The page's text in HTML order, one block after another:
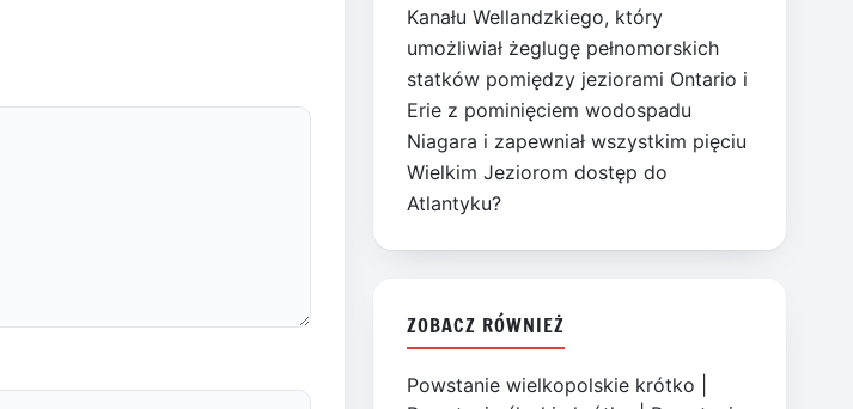
Kanału Wellandzkiego, który
umożliwiał żeglugę pełnomorskich
statków pomiędzy jeziorami Ontario i
Erie z pominięciem wodospadu
Niagara i zapewniał wszystkim pięciu
Wielkim Jeziorom dostęp do
Atlantyku?
ZOBACZ RÓWNIEŻ
Powstanie wielkopolskie krótko